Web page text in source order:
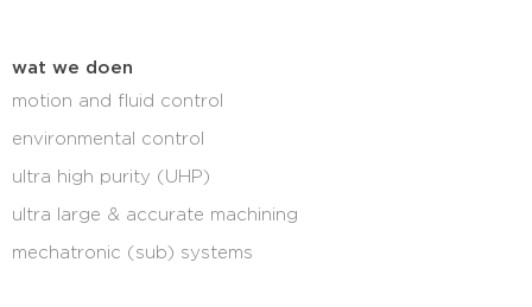
wat we doen
motion and fluid control
environmental control
ultra high purity (UHP)
ultra large & accurate machining
mechatronic (sub) systems